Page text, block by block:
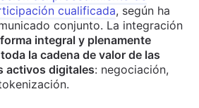
cualificada, según ha
conjunto. La integración
integral y plenamente
la cadena de valor de las
activos digitales: negociación,